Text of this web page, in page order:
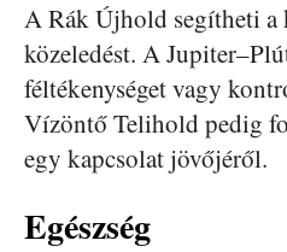
A Rák Újhold segítheti a
közeledést. A
féltékenységet vagy
Vízöntő Telihold pedig
egy kapcsolat jövőjéről.
Egészség